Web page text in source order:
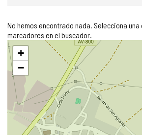
No hemos encontrado nada. Selecciona
marcadores en el buscador.
Saltar
mapa
+
−